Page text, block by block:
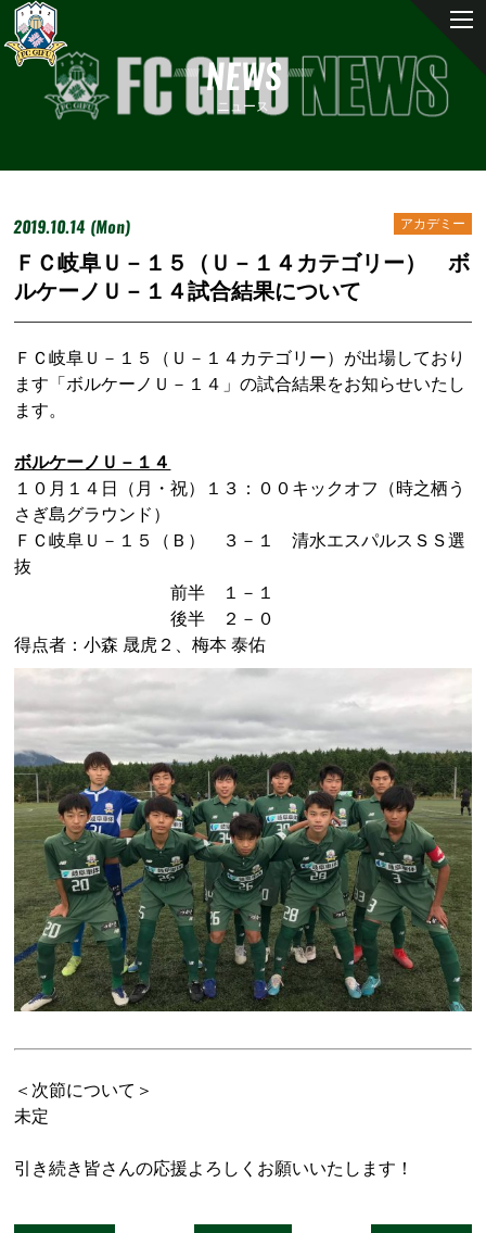
NEWS
ニュース
2019.10.14 (Mon) アカデミー
ＦＣ岐阜Ｕ－１５（Ｕ－１４カテゴリー） ボ
ルケーノＵ－１４試合結果について
ＦＣ岐阜Ｕ－１５（Ｕ－１４カテゴリー）が出場しており
ます「ボルケーノＵ－１４」の試合結果をお知らせいたし
ます。
ボルケーノＵ－１４
１０月１４日（月・祝）１３：００キックオフ（時之栖う
さぎ島グラウンド）
ＦＣ岐阜Ｕ－１５（Ｂ） ３－１ 清水エスパルスＳＳ選
抜
前半 １－１
後半 ２－０
得点者：小森 晟虎２、梅本 泰佑
＜次節について＞
未定
引き続き皆さんの応援よろしくお願いいたします！